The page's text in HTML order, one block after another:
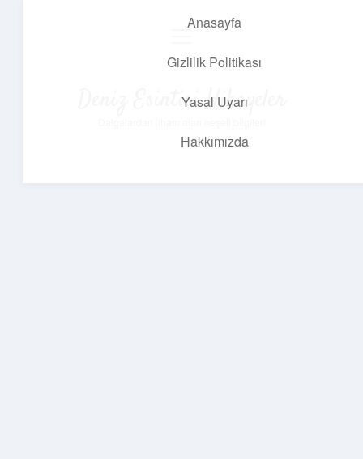
Anasayfa
Gizlilik Politikası
Yasal Uyarı
Hakkımızda
Deniz Esintisi Hikayeler